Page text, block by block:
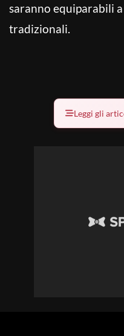
saranno equiparabili
tradizionali.
Leggi gli